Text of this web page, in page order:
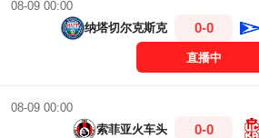
08-09 00:00
纳塔切尔克斯克
0-0
直播中
08-09 00:00
索菲亚火车头
0-0